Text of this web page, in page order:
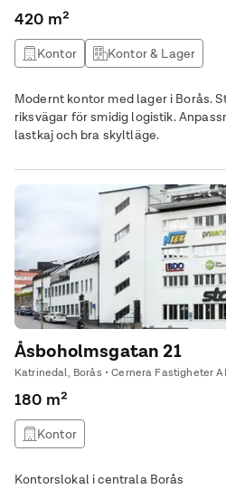
420 m²
Kontor Kontor & Lager
Modernt kontor med lager i Borås.
riksvägar för smidig logistik.
lastkaj och bra skyltläge.
Åsboholmsgatan 21
Katrinedal, Borås • Cernera Fastigheter
180 m²
Kontor
Kontorslokal i centrala Borås